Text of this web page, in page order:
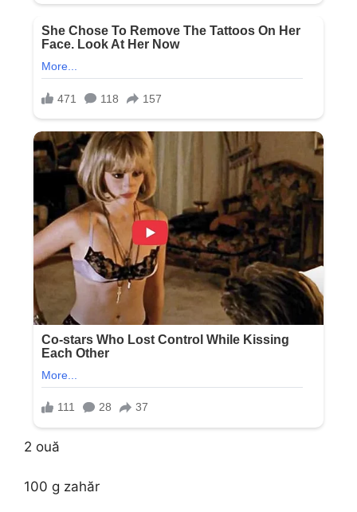
2 ouă
100 g zahăr